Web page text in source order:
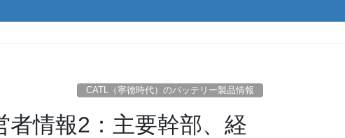
CATL（寧徳時代）のバッテリー製品情報
者情報2：主要幹部、経